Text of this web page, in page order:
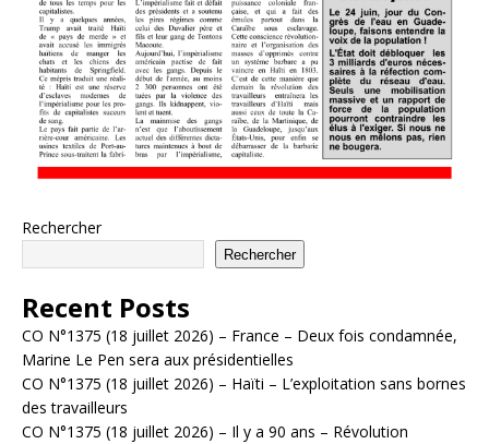
Rechercher
Rechercher
Recent Posts
CO N°1375 (18 juillet 2026) – France – Deux fois condamnée,
Marine Le Pen sera aux présidentielles
CO N°1375 (18 juillet 2026) – Haïti – L’exploitation sans bornes
des travailleurs
CO N°1375 (18 juillet 2026) – Il y a 90 ans – Révolution